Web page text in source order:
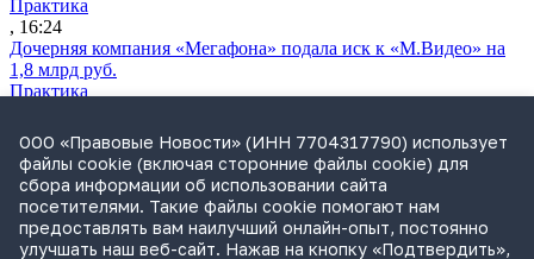
Практика
, 16:24
Дочерняя компания «Мегафона» подала иск к «М.Видео» на
1,8 млрд руб.
Практика
СИП проверит отмену патента на систему управления
устройствами после возражений «Яндекса»
Практика
, 15:17
Суды 10 стран рассматривают иски российской «дочки»
Google о возврате дивидендов
ООО «Правовые Новости» (ИНН 7704317790) использует
файлы cookie (включая сторонние файлы cookie) для
сбора информации об использовании сайта
посетителями. Такие файлы cookie помогают нам
предоставлять вам наилучший онлайн-опыт, постоянно
улучшать наш веб-сайт. Нажав на кнопку «Подтвердить»,